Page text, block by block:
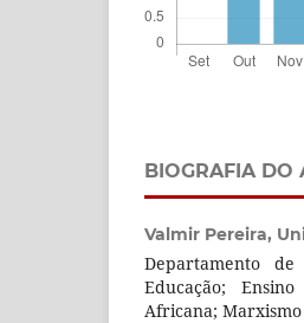
BIOGRAFIA DO
Valmir Pereira,
Departamento
Educação;
Africana; Marxismo